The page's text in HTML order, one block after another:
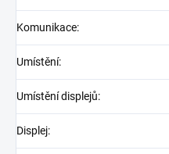
Komunikace:
Umístění:
Umístění displejů:
Displej: